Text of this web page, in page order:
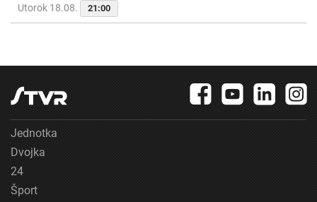
Utorok 18.08. 21:00
Jednotka
Dvojka
24
Šport